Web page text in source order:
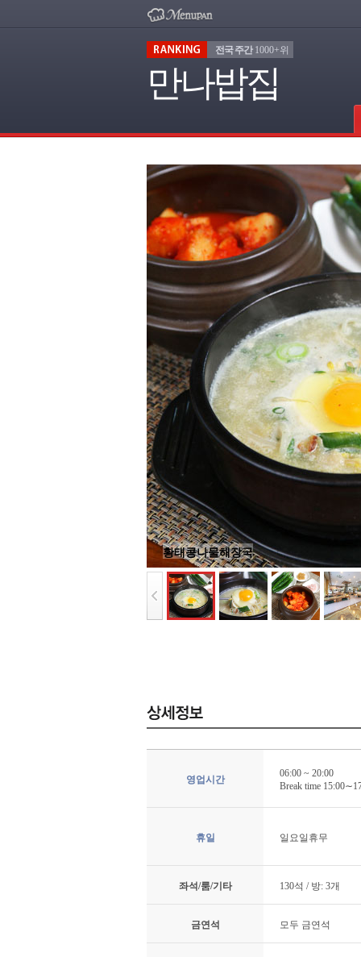
전국 주간1000+위
만나밥집
황태콩나물해장국
영업시간
06:00 ~ 20:00
Break time
휴일 일요일휴무
좌석/룸/기타 130석 / 방: 3개
금연석 모두 금연석